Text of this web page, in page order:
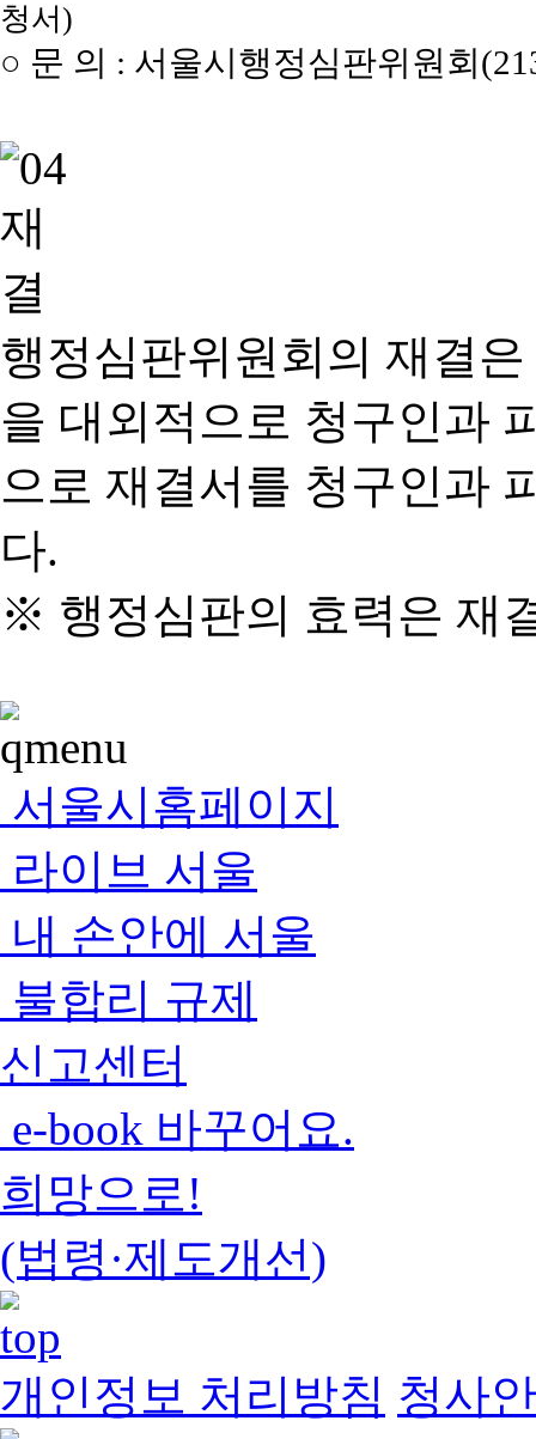
청서)
○ 문 의 : 서울시행정심판위원회
행정심판위원회의 재결
을 대외적으로 청구인과
으로 재결서를 청구인과
다.
※ 행정심판의 효력은 재
서울시홈페이지
라이브 서울
내 손안에 서울
불합리 규제
신고센터
e-book 바꾸어요.
희망으로!
(법령·제도개선)
개인정보 처리방침 청사